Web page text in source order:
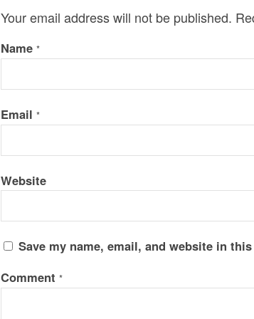
Your email address will not be published.
Name *
Email *
Website
Save my name, email, and website in
Comment *